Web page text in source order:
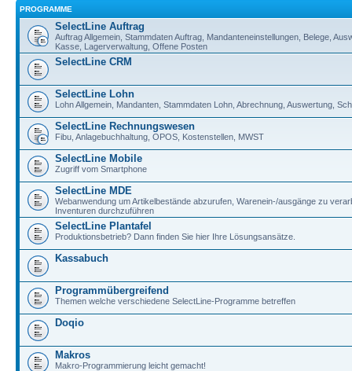
PROGRAMME
SelectLine Auftrag
Auftrag Allgemein, Stammdaten Auftrag, Mandanteneinstellungen, Belege,
Kasse, Lagerverwaltung, Offene Posten
SelectLine CRM
SelectLine Lohn
Lohn Allgemein, Mandanten, Stammdaten Lohn, Abrechnung, Auswertung,
SelectLine Rechnungswesen
Fibu, Anlagebuchhaltung, OPOS, Kostenstellen, MWST
SelectLine Mobile
Zugriff vom Smartphone
SelectLine MDE
Webanwendung um Artikelbestände abzurufen, Warenein-/ausgänge zu
Inventuren durchzuführen
SelectLine Plantafel
Produktionsbetrieb? Dann finden Sie hier Ihre Lösungsansätze.
Kassabuch
Programmübergreifend
Themen welche verschiedene SelectLine-Programme betreffen
Doqio
Makros
Makro-Programmierung leicht gemacht!